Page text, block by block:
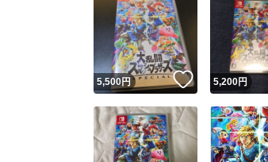
5,500円 いいね！
5,200円